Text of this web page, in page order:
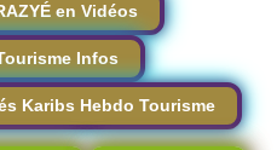
en Vidéos
Infos
Karibs Hebdo Tourisme